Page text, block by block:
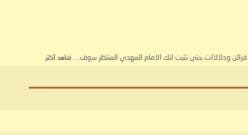
ودلالاات حتى تثبت انك الامام المهدي المنتظر سوف... شاهد أكثر